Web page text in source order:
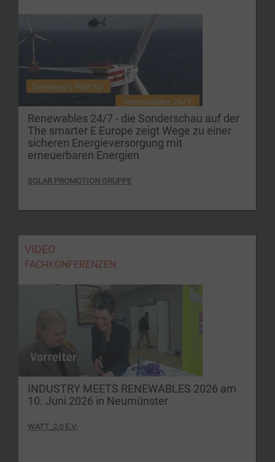
Renewables 24/7 - die Sonderschau auf der
The smarter E Europe zeigt Wege zu einer
sicheren Energieversorgung mit
erneuerbaren Energien
SOLAR PROMOTION GRUPPE
VIDEO
FACHKONFERENZEN
INDUSTRY MEETS RENEWABLES 2026 am
10. Juni 2026 in Neumünster
WATT_2.0 E.V.